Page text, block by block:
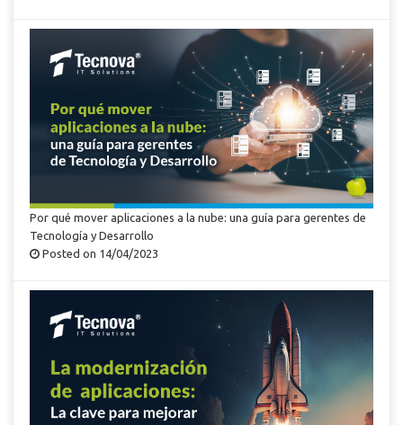
Por qué mover aplicaciones a la nube: una guía para gerentes de
Tecnología y Desarrollo
Posted on 14/04/2023